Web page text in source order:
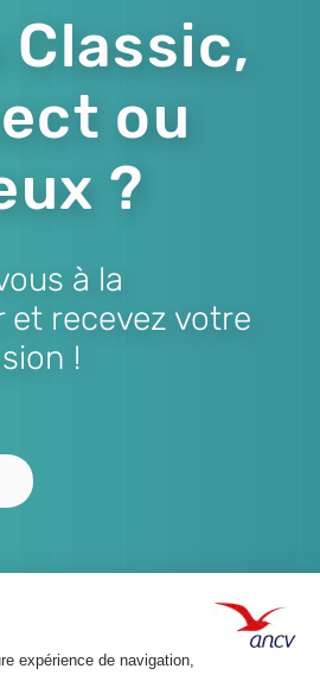
Classic,
ou
?
à la
et recevez votre
!